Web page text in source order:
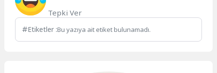
Tepki Ver
Etiketler :Bu yazıya ait etiket bulunamadı.